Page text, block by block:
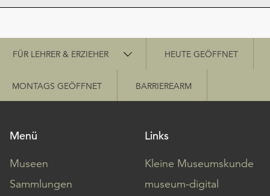
Schnellzugriff
FÜR LEHRER & ERZIEHER HEUTE GEÖFFNET
MONTAGS GEÖFFNET BARRIEREARM
Menü
Museen
Sammlungen
Links
Kleine Museumskunde
museum-digital